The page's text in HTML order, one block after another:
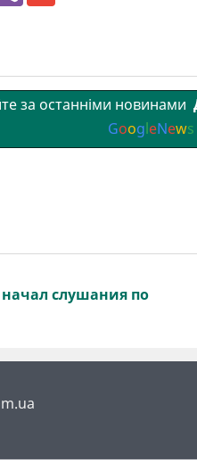
за останніми новинами
GoogleNews
слушания по